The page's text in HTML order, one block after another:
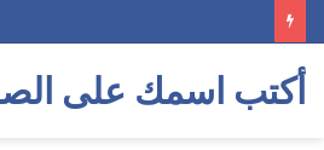
أكتب اسمك على